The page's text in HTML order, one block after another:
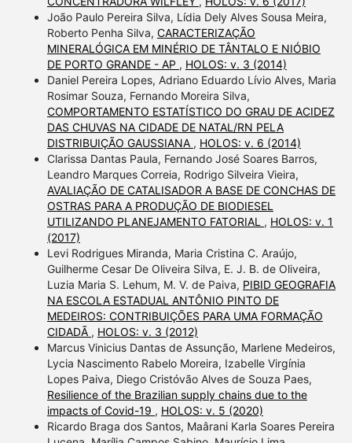
João Paulo Pereira Silva, Lídia Dely Alves Sousa Meira,
Roberto Penha Silva, CARACTERIZAÇÃO
MINERALÓGICA EM MINÉRIO DE TÂNTALO E NIÓBIO
DE PORTO GRANDE - AP , HOLOS: v. 3 (2014)
Daniel Pereira Lopes, Adriano Eduardo Lívio Alves, Maria
Rosimar Souza, Fernando Moreira Silva,
COMPORTAMENTO ESTATÍSTICO DO GRAU DE ACIDEZ
DAS CHUVAS NA CIDADE DE NATAL/RN PELA
DISTRIBUIÇÃO GAUSSIANA , HOLOS: v. 6 (2014)
Clarissa Dantas Paula, Fernando José Soares Barros,
Leandro Marques Correia, Rodrigo Silveira Vieira,
AVALIAÇÃO DE CATALISADOR A BASE DE CONCHAS DE
OSTRAS PARA A PRODUÇÃO DE BIODIESEL
UTILIZANDO PLANEJAMENTO FATORIAL , HOLOS: v. 1
(2017)
Levi Rodrigues Miranda, Maria Cristina C. Araújo,
Guilherme Cesar De Oliveira Silva, E. J. B. de Oliveira,
Luzia Maria S. Lehum, M. V. de Paiva, PIBID GEOGRAFIA
NA ESCOLA ESTADUAL ANTÔNIO PINTO DE
MEDEIROS: CONTRIBUIÇÕES PARA UMA FORMAÇÃO
CIDADÃ , HOLOS: v. 3 (2012)
Marcus Vinicius Dantas de Assunção, Marlene Medeiros,
Lycia Nascimento Rabelo Moreira, Izabelle Virgínia
Lopes Paiva, Diego Cristóvão Alves de Souza Paes,
Resilience of the Brazilian supply chains due to the
impacts of Covid-19 , HOLOS: v. 5 (2020)
Ricardo Braga dos Santos, Maârani Karla Soares Pereira